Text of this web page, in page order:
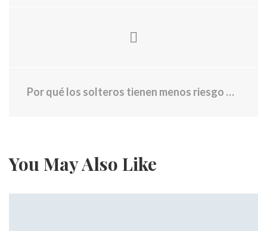
Por qué los solteros tienen menos riesgo de demencia que los casados, según un nuevo estudio
You May Also Like